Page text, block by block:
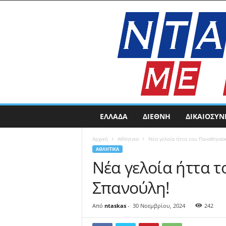
a
ΕΛΛΑΔΑ ΔΙΕΘΝΗ
Αρχική Αθλητικα Νέα γελοία ήττα του
ΑΘΛΗΤΙΚΑ
Νέα γελοία ήττα
Σπανούλη!
Από ntaskas- 30 Νοεμβρίου, 2024 242